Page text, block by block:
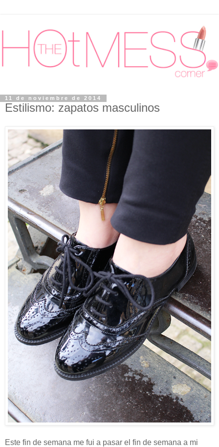
11 de noviembre de 2014
Estilismo: zapatos masculinos
Este fin de semana me fui a pasar el fin de semana a mi